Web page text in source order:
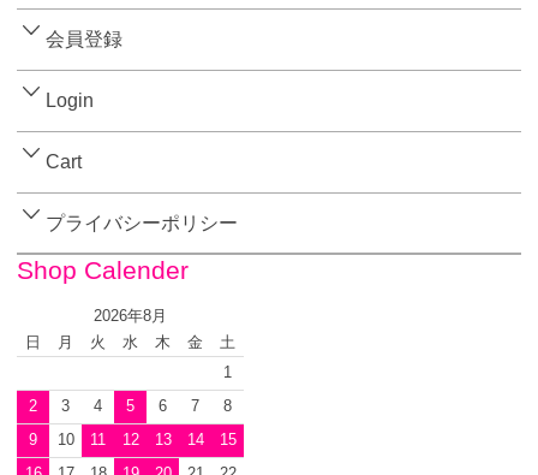
会員登録
Login
Cart
プライバシーポリシー
Shop Calender
2026年8月
日
月 火 水 木 金
土
1
2
3 4 5 6 7
8
9
10 11 12 13 14
15